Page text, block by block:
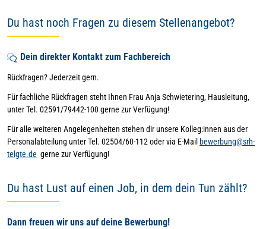
Du hast noch Fragen zu diesem Stellenangebot?
Dein direkter Kontakt zum Fachbereich
Rückfragen? Jederzeit gern.
Für fachliche Rückfragen steht Ihnen Frau Anja Schwietering, Hausleitung,
unter Tel. 02591/79442-100 gerne zur Verfügung!
Für alle weiteren Angelegenheiten stehen dir unsere Kolleg:innen aus der
Personalabteilung unter Tel. 02504/60-112 oder via E-Mail bewerbung@srh-
telgte.de gerne zur Verfügung!
Du hast Lust auf einen Job, in dem dein Tun zählt?
Dann freuen wir uns auf deine Bewerbung!